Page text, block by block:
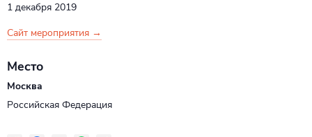
1 декабря 2019
Сайт мероприятия →
Место
Москва
Российская Федерация